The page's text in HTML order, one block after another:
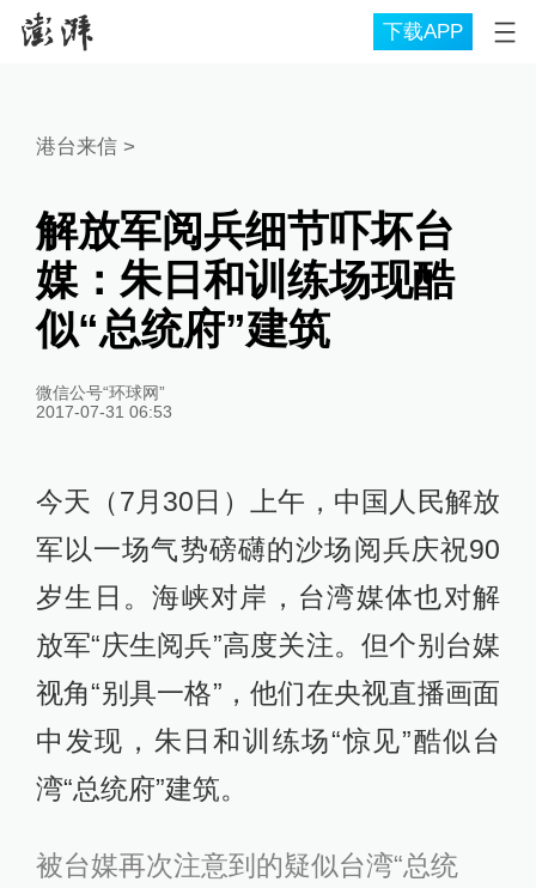
下载APP
港台来信>
解放军阅兵细节吓坏台
媒：朱日和训练场现酷
似“总统府”建筑
微信公号“环球网”
2017-07-31 06:53
今天（7月30日）上午，中国人民解放
军以一场气势磅礴的沙场阅兵庆祝90
岁生日。海峡对岸，台湾媒体也对解
放军“庆生阅兵”高度关注。但个别台媒
视角“别具一格”，他们在央视直播画面
中发现，朱日和训练场“惊见”酷似台
湾“总统府”建筑。
被台媒再次注意到的疑似台湾“总统